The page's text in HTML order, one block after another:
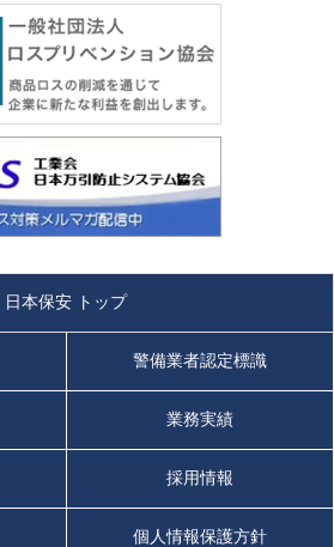
日本保安 トップ
警備業者認定標識
業務実績
採用情報
個人情報保護方針